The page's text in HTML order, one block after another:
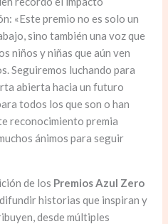
«Este premio no es solo un
sino también una voz que
niños y niñas que aún ven
Seguiremos luchando para
abierta hacia un futuro
todos los que son o han
reconocimiento premia
ánimos para seguir
de los Premios Azul Zero
historias que inspiran y
desde múltiples